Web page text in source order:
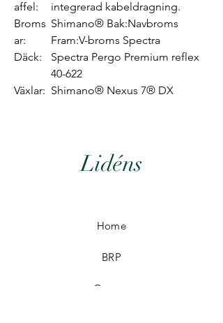
affel:
integrerad kabeldragning.
Broms
ar:
Shimano® Bak:Navbroms
Fram:V-broms Spectra
Däck:
Spectra Pergo Premium reflex
40-622
Växlar: Shimano® Nexus 7® DX
Lidéns
Home
BRP
Om oss